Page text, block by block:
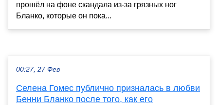
прошёл на фоне скандала из-за грязных ног
Бланко, которые он пока...
00:27, 27 Фев
Селена Гомес публично призналась в любви
Бенни Бланко после того, как его